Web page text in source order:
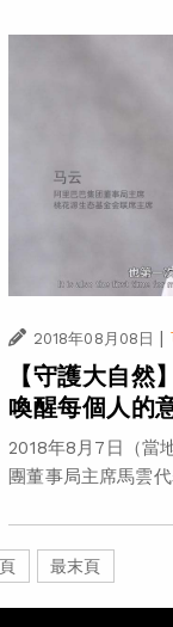
2018年08月08日 |
【守護大自
喚醒每個人的
2018年8月7日（當
團董事局主席馬雲
最末頁